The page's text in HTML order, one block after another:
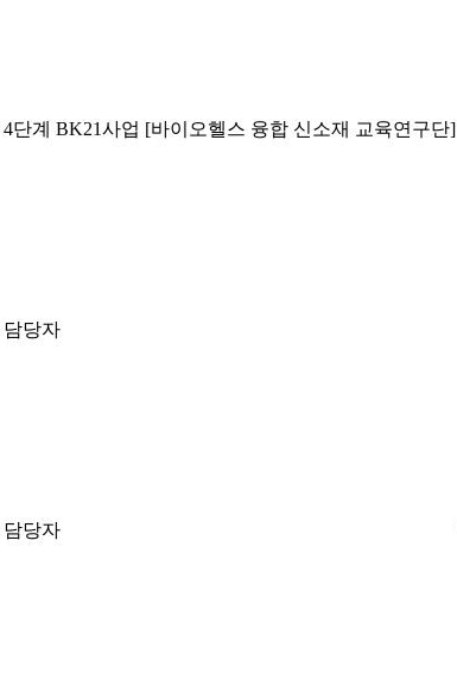
4단계 BK21사업 [바이오헬스 융합 신소재 교육연구단]
담당자
담당자